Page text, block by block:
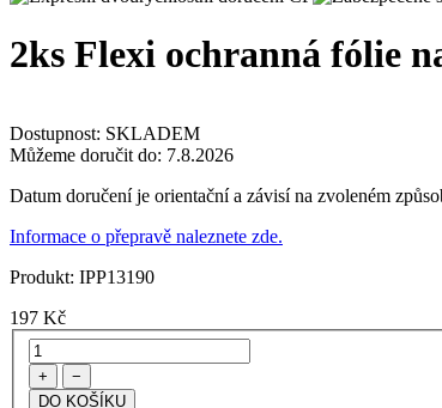
2ks Flexi ochranná fólie
Dostupnost: SKLADEM
Můžeme doručit do: 7.8.2026
Datum doručení je orientační a závisí na zvoleném
Informace o přepravě naleznete zde.
Produkt: IPP13190
197 Kč
+ −